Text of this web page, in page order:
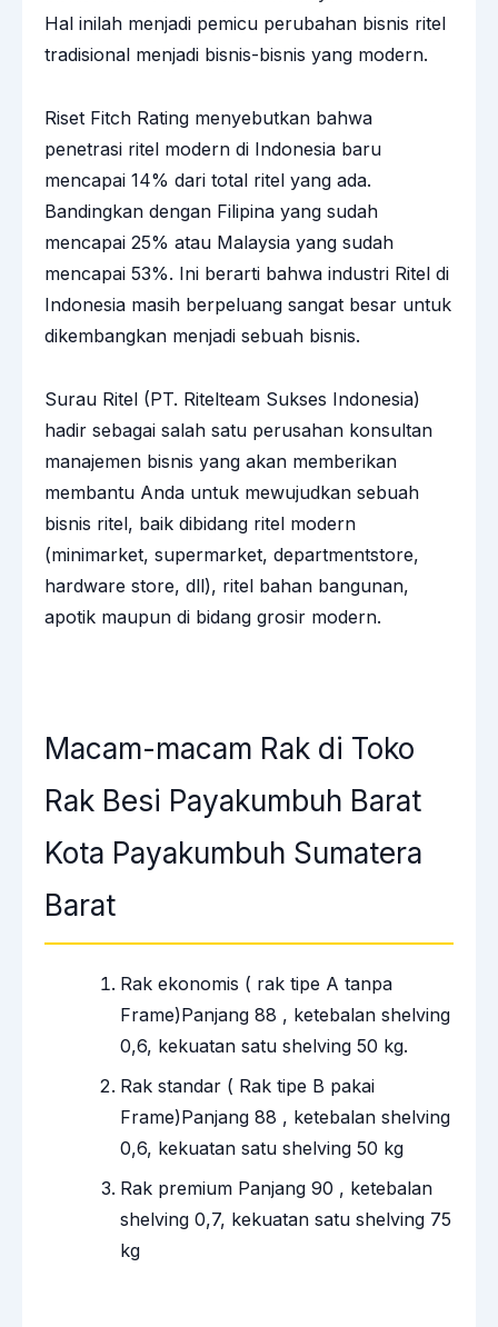
Hal inilah menjadi pemicu perubahan bisnis ritel
tradisional menjadi bisnis-bisnis yang modern.
Riset Fitch Rating menyebutkan bahwa
penetrasi ritel modern di Indonesia baru
mencapai 14% dari total ritel yang ada.
Bandingkan dengan Filipina yang sudah
mencapai 25% atau Malaysia yang sudah
mencapai 53%. Ini berarti bahwa industri Ritel di
Indonesia masih berpeluang sangat besar untuk
dikembangkan menjadi sebuah bisnis.
Surau Ritel (PT. Ritelteam Sukses Indonesia)
hadir sebagai salah satu perusahan konsultan
manajemen bisnis yang akan memberikan
membantu Anda untuk mewujudkan sebuah
bisnis ritel, baik dibidang ritel modern
(minimarket, supermarket, departmentstore,
hardware store, dll), ritel bahan bangunan,
apotik maupun di bidang grosir modern.
Macam-macam Rak di Toko
Rak Besi Payakumbuh Barat
Kota Payakumbuh Sumatera
Barat
Rak ekonomis ( rak tipe A tanpa
Frame)Panjang 88 , ketebalan shelving
0,6, kekuatan satu shelving 50 kg.
Rak standar ( Rak tipe B pakai
Frame)Panjang 88 , ketebalan shelving
0,6, kekuatan satu shelving 50 kg
Rak premium Panjang 90 , ketebalan
shelving 0,7, kekuatan satu shelving 75
kg